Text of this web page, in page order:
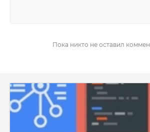
Пока никто не оставил